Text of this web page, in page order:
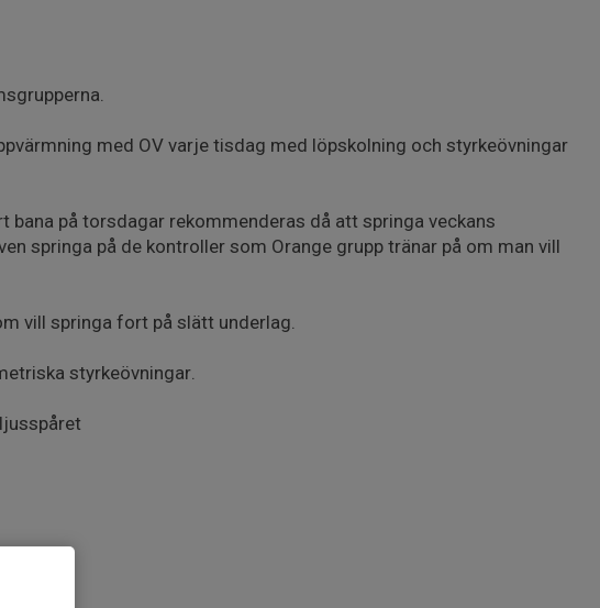
med OV varje tisdag med löpskolning och styrkeövningar
bana på torsdagar rekommenderas då att springa veckans
springa på de kontroller som Orange grupp tränar på om man vill
vill springa fort på slätt underlag.
styrkeövningar.